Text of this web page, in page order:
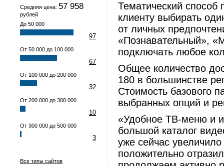
Средняя цена: 57 958
рублей
До 50 000
97
От 50 000 до 100 000
67
От 100 000 до 200 000
32
От 200 000 до 300 000
10
От 300 000 до 500 000
3
Все типы сайтов
Тематический способ
клиенту выбирать
от личных
«Познавательный»,
подключать любое
Общее количество
180 в большинстве
Стоимость базового
выбранных опций и
«Удобное ТВ-меню и
большой каталог
уже сейчас увеличило
положительно